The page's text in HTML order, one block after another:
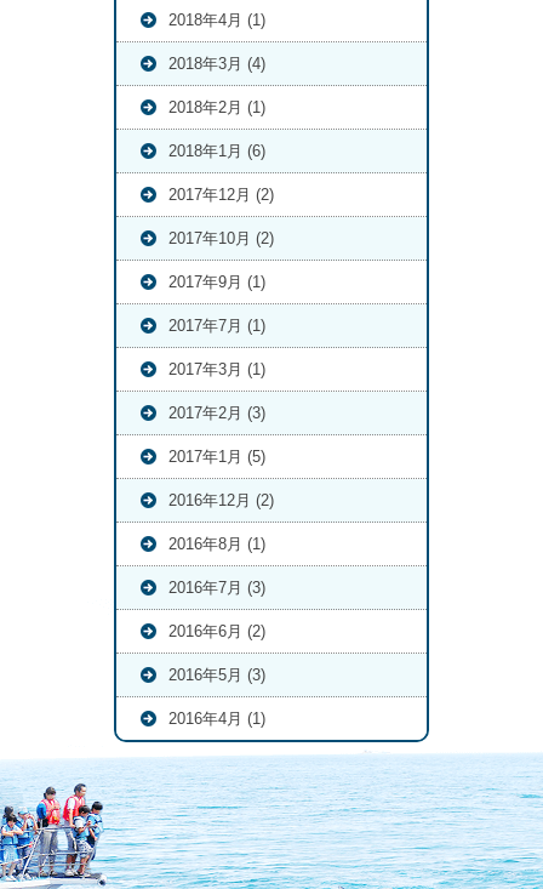
2018年4月 (1)
2018年3月 (4)
2018年2月 (1)
2018年1月 (6)
2017年12月 (2)
2017年10月 (2)
2017年9月 (1)
2017年7月 (1)
2017年3月 (1)
2017年2月 (3)
2017年1月 (5)
2016年12月 (2)
2016年8月 (1)
2016年7月 (3)
2016年6月 (2)
2016年5月 (3)
2016年4月 (1)